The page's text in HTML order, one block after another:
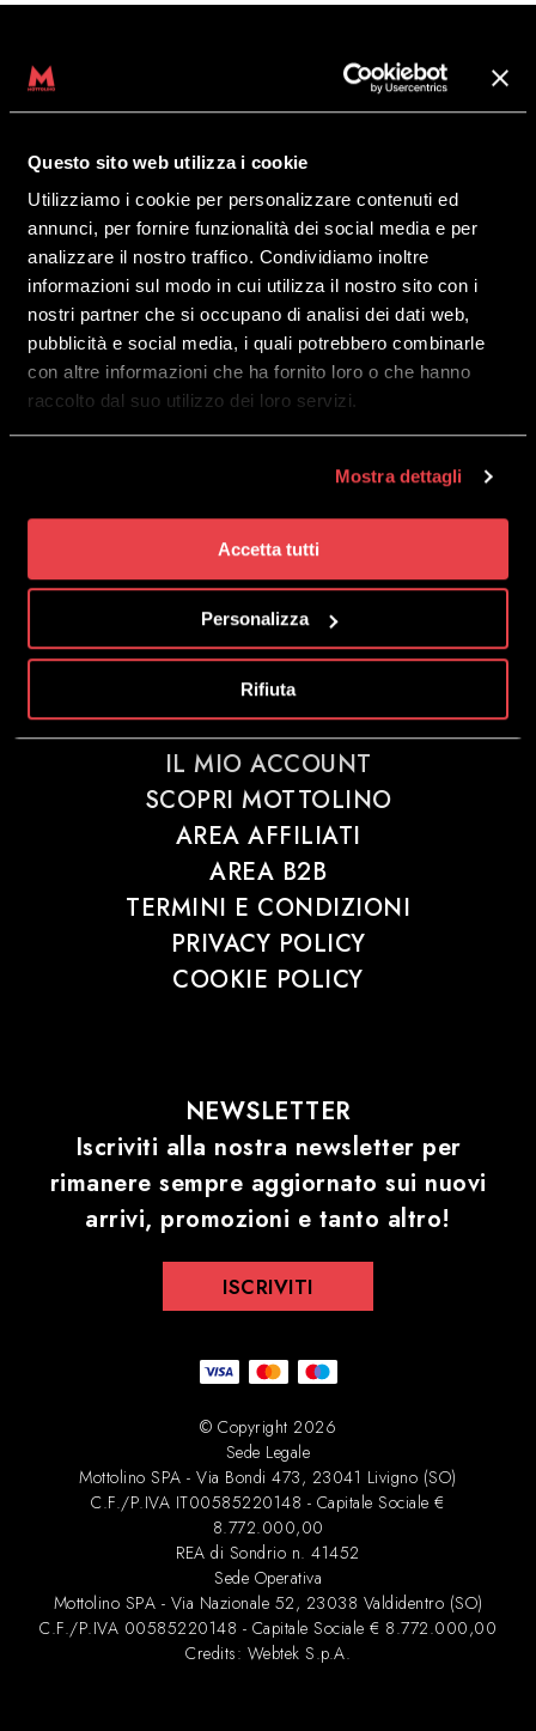
Questo sito web utilizza i cookie
Utilizziamo i cookie per personalizzare contenuti ed
annunci, per fornire funzionalità dei social media e per
analizzare il nostro traffico. Condividiamo inoltre
informazioni sul modo in cui utilizza il nostro sito con i
nostri partner che si occupano di analisi dei dati web,
pubblicità e social media, i quali potrebbero combinarle
con altre informazioni che ha fornito loro o che hanno
raccolto dal suo utilizzo dei loro servizi.
Mostra dettagli
Accetta tutti
Personalizza
Rifiuta
CONTATTACI:
ordini@mottolinoclothing.com
Lunedì – Venerdì: 9:00 – 17:00
————————————————————
Dove trovarci:
· Mottolino HQ – Via Bondi 473, 23041
Livigno (SO)
· LA GALLERIA – Via Plan 99/B, 23041
Livigno (SO)
SEGUICI SU
IL MIO ACCOUNT
SCOPRI MOTTOLINO
AREA AFFILIATI
AREA B2B
TERMINI E CONDIZIONI
PRIVACY POLICY
COOKIE POLICY
NEWSLETTER
Iscriviti alla nostra newsletter per
rimanere sempre aggiornato sui nuovi
arrivi, promozioni e tanto altro!
ISCRIVITI
© Copyright 2026
Sede Legale
Mottolino SPA - Via Bondi 473, 23041 Livigno (SO)
C.F./P.IVA IT00585220148 - Capitale Sociale €
8.772.000,00
REA di Sondrio n. 41452
Sede Operativa
Mottolino SPA - Via Nazionale 52, 23038 Valdidentro (SO)
C.F./P.IVA 00585220148 - Capitale Sociale € 8.772.000,00
Credits: Webtek S.p.A.